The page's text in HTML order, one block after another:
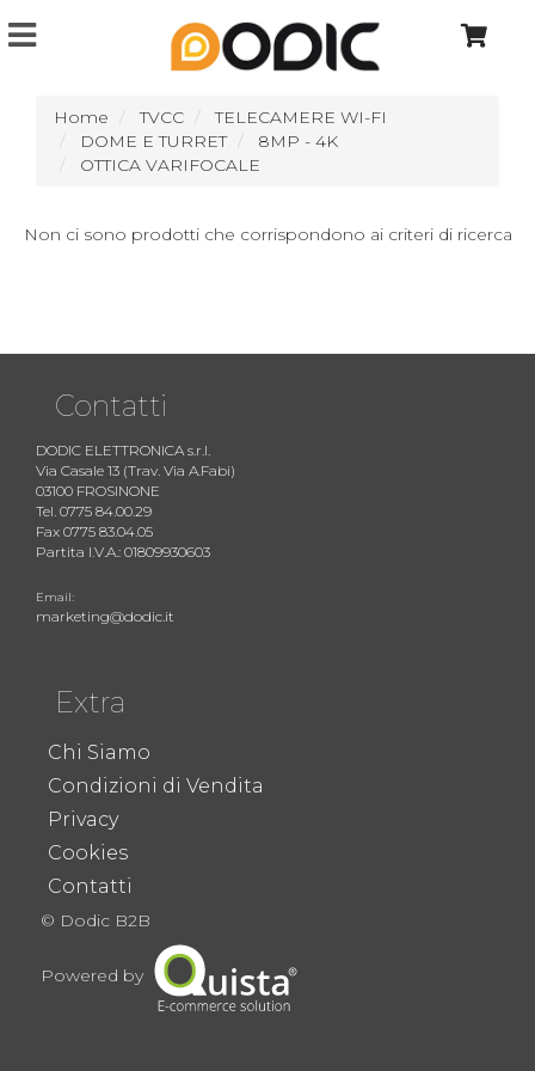
Home TVCC
TELECAMERE WI-FI
DOME E TURRET
8MP - 4K
OTTICA VARIFOCALE
Non ci sono prodotti che corrispondono ai criteri di ricerca
Contatti
DODIC ELETTRONICA s.r.l.
Via Casale 13 (Trav. Via A.Fabi)
03100 FROSINONE
Tel. 0775 84.00.29
Fax 0775 83.04.05
Partita I.V.A.: 01809930603
Email:
marketing@dodic.it
Extra
Chi Siamo
Condizioni di Vendita
Privacy
Cookies
Contatti
© Dodic B2B
Powered by